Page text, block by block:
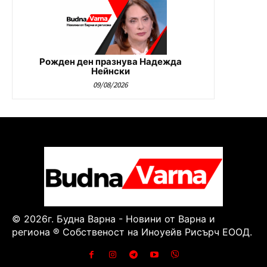
Рожден ден празнува Надежда
Нейнски
09/08/2026
© 2026г. Будна Варна - Новини от Варна и
региона ® Собственост на Иноуейв Рисърч ЕООД.